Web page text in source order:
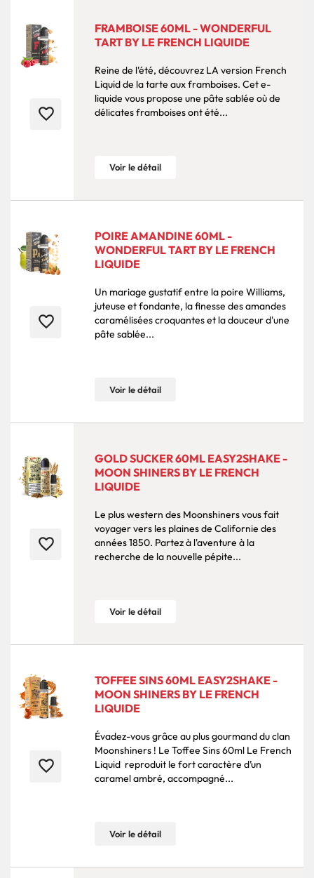
favorite_border
FRAMBOISE 60ML - WONDERFUL
TART BY LE FRENCH LIQUIDE
Reine de l'été, découvrez LA version French
Liquid de la tarte aux framboises. Cet e-
liquide vous propose une pâte sablée où de
délicates framboises ont été...
Voir le détail
favorite_border
POIRE AMANDINE 60ML -
WONDERFUL TART BY LE FRENCH
LIQUIDE
Un mariage gustatif entre la poire Williams,
juteuse et fondante, la finesse des amandes
caramélisées croquantes et la douceur d'une
pâte sablée...
Voir le détail
favorite_border
GOLD SUCKER 60ML EASY2SHAKE -
MOON SHINERS BY LE FRENCH
LIQUIDE
Le plus western des Moonshiners vous fait
voyager vers les plaines de Californie des
années 1850. Partez à l'aventure à la
recherche de la nouvelle pépite...
Voir le détail
favorite_border
TOFFEE SINS 60ML EASY2SHAKE -
MOON SHINERS BY LE FRENCH
LIQUIDE
Évadez-vous grâce au plus gourmand du clan
Moonshiners ! Le Toffee Sins 60ml Le French
Liquid reproduit le fort caractère d’un
caramel ambré, accompagné...
Voir le détail